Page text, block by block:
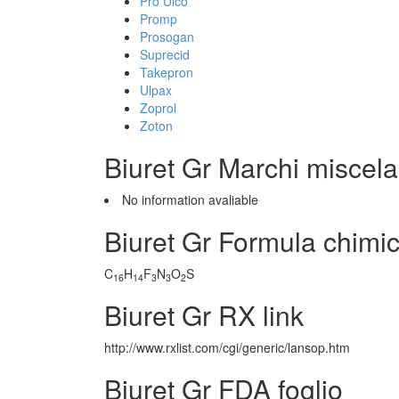
Promp
Prosogan
Suprecid
Takepron
Ulpax
Zoprol
Zoton
Biuret Gr Marchi miscela
No information avaliable
Biuret Gr Formula
C16H14F3N3O2S
Biuret Gr RX link
http://www.rxlist.com/cgi/generic/lansop.htm
Biuret Gr FDA foglio